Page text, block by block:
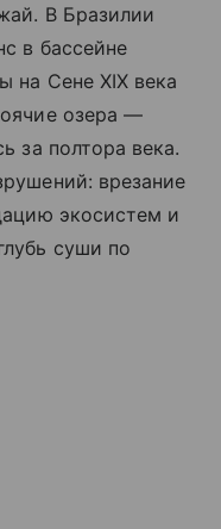
В Бразилии
в бассейне
на Сене XIX века
озера —
за полтора века.
врезание
экосистем и
суши по